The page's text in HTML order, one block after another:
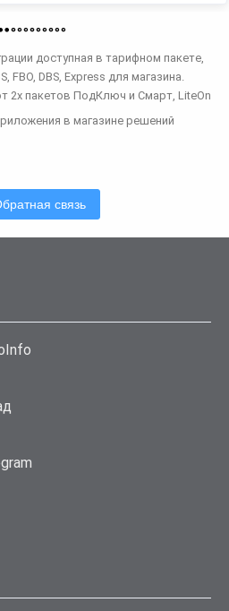
доступная в тарифном пакете,
FBO, DBS, Express для магазина.
2х пакетов ПодКлюч и Смарт, LiteOn
в магазине решений
связь